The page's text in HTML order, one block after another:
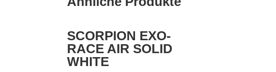
SCORPION EXO-
RACE AIR SOLID
WHITE